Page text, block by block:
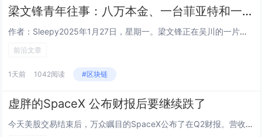
梁文锋青年往事：八万本金、一台菲亚特和一个人的长征
作者：Sleepy2025年1月27日，星期一。梁文锋正在吴川的一片球场上，和几个初中同学踢球。七天前，DeepSeek...
前沿文章
1天前 1042阅读 #区块链
虚胖的SpaceX 公布财报后要继续跌了
今天美股交易结束后，万众瞩目的SpaceX公布了在Q2财报。营收78.14亿美元，同比增长92%，市场预期69.3亿，超...